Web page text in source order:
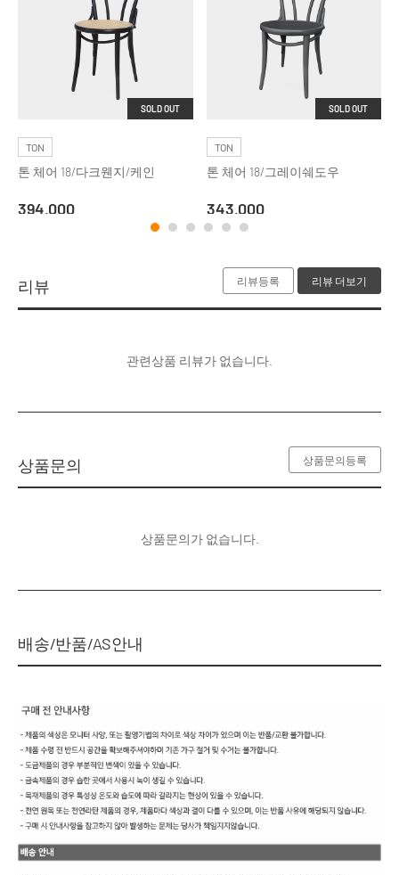
SOLD OUT
TON
톤 체어 18/다크웬지/케인
394,000
SOLD OUT
TON
톤 체어 18/그레이쉐도우
343,000
리뷰 리뷰등록 리뷰 더보기
관련상품 리뷰가 없습니다.
상품문의 상품문의등록
상품문의가 없습니다.
배송/반품/AS안내